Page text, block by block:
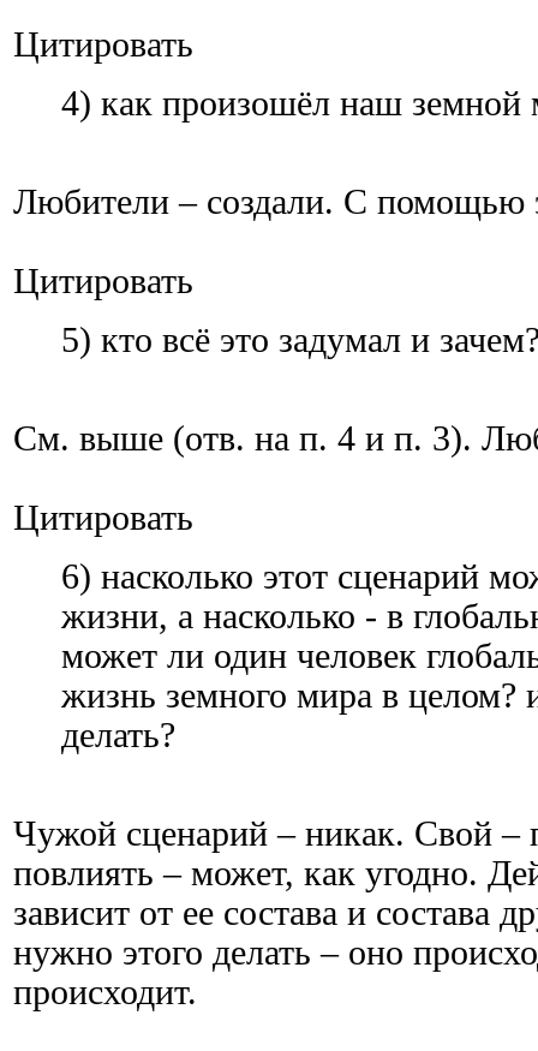
Цитировать
4) как произошёл наш земной
Любители – создали. С помощью
Цитировать
5) кто всё это задумал и
См. выше (отв. на п. 4 и п. 3).
Цитировать
6) насколько этот сценарий
жизни, а насколько - в
может ли один человек
жизнь земного мира в целом?
делать?
Чужой сценарий – никак. Свой –
повлиять – может, как угодно.
зависит от ее состава и состава
нужно этого делать – оно
происходит.